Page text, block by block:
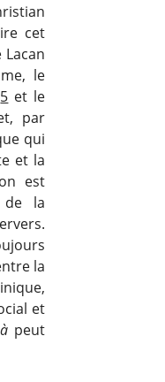
cet
le
5 et le
par
qui
et la
est
de la
la
et
peut